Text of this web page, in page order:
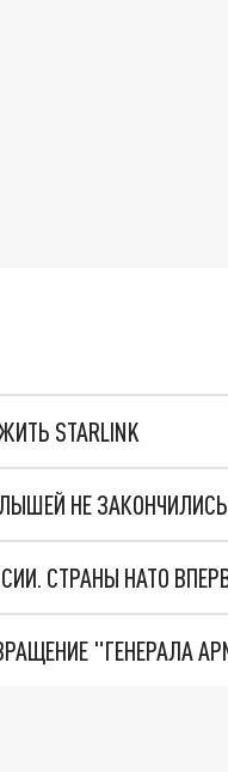
STARLINK
НЕ ЗАКОНЧИЛИСЬ